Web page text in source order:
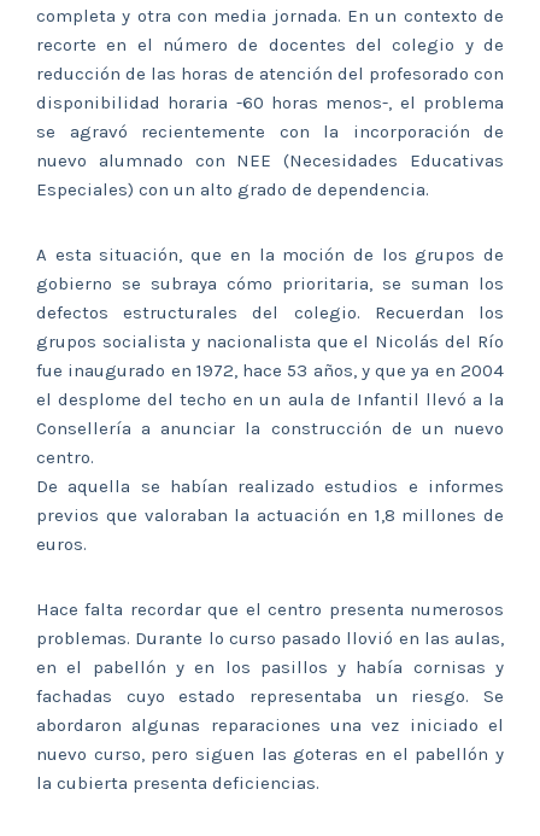
completa y otra con media jornada. En un contexto de
recorte en el número de docentes del colegio y de
reducción de las horas de atención del profesorado con
disponibilidad horaria -60 horas menos-, el problema
se agravó recientemente con la incorporación de
nuevo alumnado con NEE (Necesidades Educativas
Especiales) con un alto grado de dependencia.
A esta situación, que en la moción de los grupos de
gobierno se subraya cómo prioritaria, se suman los
defectos estructurales del colegio. Recuerdan los
grupos socialista y nacionalista que el Nicolás del Río
fue inaugurado en 1972, hace 53 años, y que ya en 2004
el desplome del techo en un aula de Infantil llevó a la
Consellería a anunciar la construcción de un nuevo
centro.
De aquella se habían realizado estudios e informes
previos que valoraban la actuación en 1,8 millones de
euros.
Hace falta recordar que el centro presenta numerosos
problemas. Durante lo curso pasado llovió en las aulas,
en el pabellón y en los pasillos y había cornisas y
fachadas cuyo estado representaba un riesgo. Se
abordaron algunas reparaciones una vez iniciado el
nuevo curso, pero siguen las goteras en el pabellón y
la cubierta presenta deficiencias.